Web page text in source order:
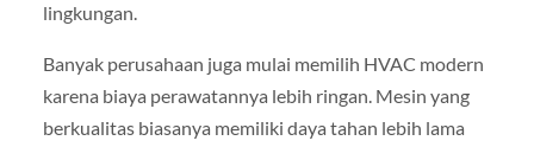
lingkungan.
Banyak perusahaan juga mulai memilih HVAC modern
karena biaya perawatannya lebih ringan. Mesin yang
berkualitas biasanya memiliki daya tahan lebih lama